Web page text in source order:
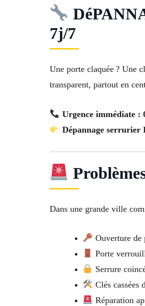
7j/7
Une porte claquée ? Une
transparent, partout en
Urgence immédiate :
Dépannage serrurier
Dans une grande ville
Ouverture de
Porte
Serrure
Clés cassées
Réparation